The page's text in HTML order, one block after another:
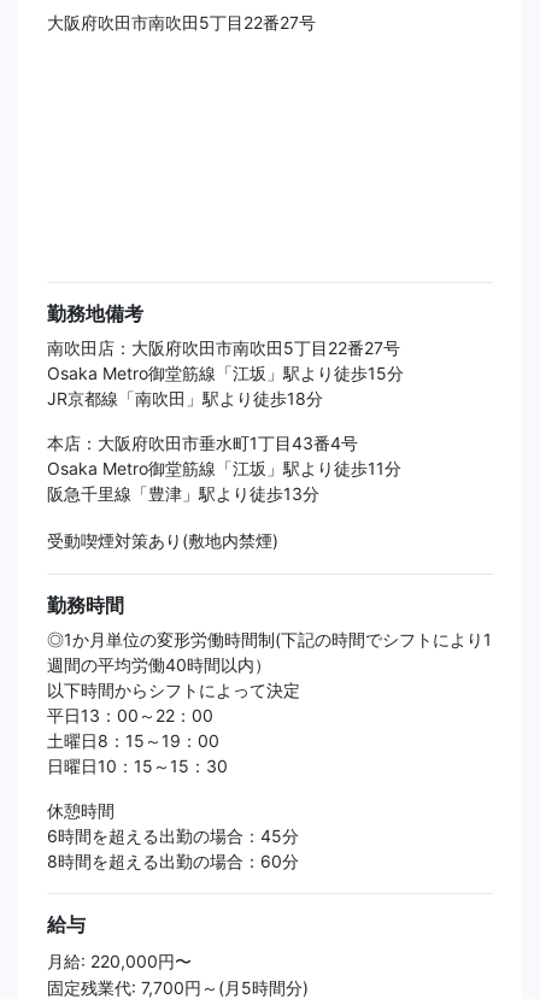
大阪府吹田市南吹田5丁目22番27号
勤務地備考
南吹田店：大阪府吹田市南吹田5丁目22番27号
Osaka Metro御堂筋線「江坂」駅より徒歩15分
JR京都線「南吹田」駅より徒歩18分
本店：大阪府吹田市垂水町1丁目43番4号
Osaka Metro御堂筋線「江坂」駅より徒歩11分
阪急千里線「豊津」駅より徒歩13分
受動喫煙対策あり(敷地内禁煙)
勤務時間
◎1か月単位の変形労働時間制(下記の時間でシフトにより1
週間の平均労働40時間以内）
以下時間からシフトによって決定
平日13：00～22：00
土曜日8：15～19：00
日曜日10：15～15：30
休憩時間
6時間を超える出勤の場合：45分
8時間を超える出勤の場合：60分
給与
月給: 220,000円〜
固定残業代: 7,700円～(月5時間分)